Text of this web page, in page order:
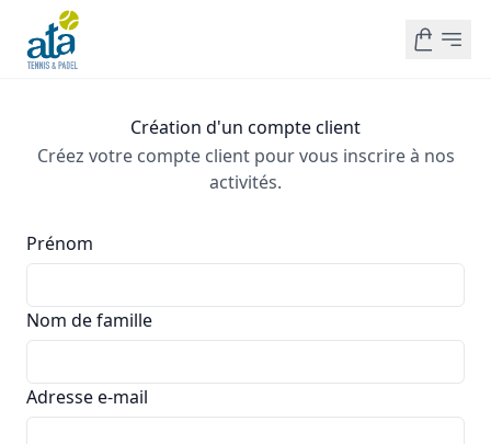
Création d'un compte client
Créez votre compte client pour vous inscrire à nos
activités.
Prénom
Nom de famille
Adresse e-mail